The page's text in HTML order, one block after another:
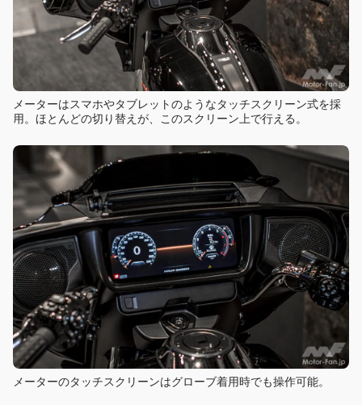
メーターはスマホやタブレットのようなタッチスクリーン式を採
用。ほとんどの切り替えが、このスクリーン上で行える。
メーターのタッチスクリーンはグローブ着用時でも操作可能。